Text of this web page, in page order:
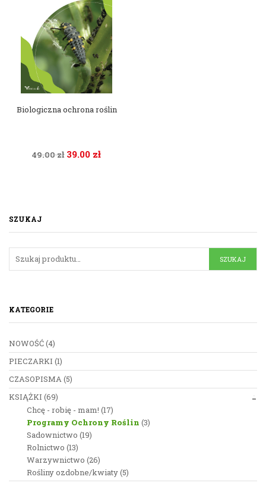
Biologiczna ochrona roślin
49.00zł 39.00 zł
SZUKAJ
KATEGORIE
NOWOŚĆ(4)
PIECZARKI (1)
CZASOPISMA(5)
KSIĄŻKI (69)
Chcę - robię - mam! (17)
Programy Ochrony Roślin (3)
Sadownictwo (19)
Rolnictwo (13)
Warzywnictwo (26)
Rośliny ozdobne/kwiaty(5)